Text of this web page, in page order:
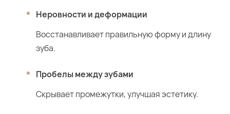
Неровности и деформации
Восстанавливает правильную форму и длину
зуба.
Пробелы между зубами
Скрывает промежутки, улучшая эстетику.